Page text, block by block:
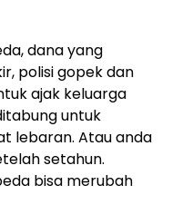
dana yang
polisi gopek dan
ajak keluarga
untuk
lebaran. Atau anda
setahun.
bisa merubah